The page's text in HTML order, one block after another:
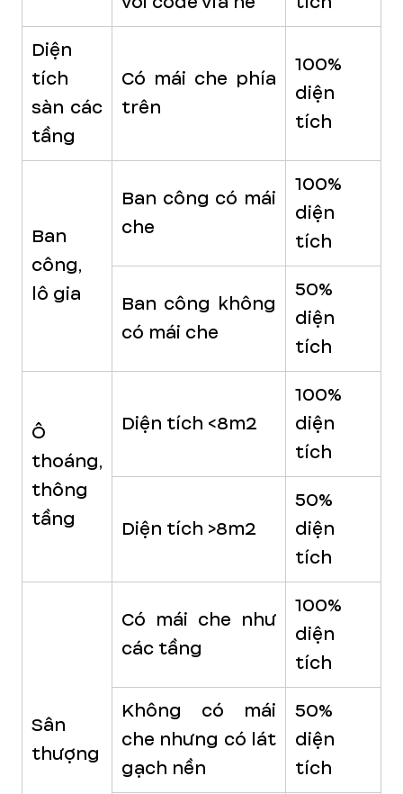
Diện
tích
sàn các
tầng
Có mái che phía
trên
100%
diện
tích
Ban
công,
lô gia
Ban công có mái
che
100%
diện
tích
Ban công không
có mái che
50%
diện
tích
Ô
thoáng,
thông
tầng
Diện tích <8m2
100%
diện
tích
Diện tích >8m2
50%
diện
tích
Sân
thượng
Có mái che như
các tầng
100%
diện
tích
Không có mái
che nhưng có lát
gạch nền
50%
diện
tích